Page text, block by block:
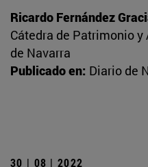
Ricardo Fernández
Cátedra de Patrimonio
de Navarra
Publicado en: Diario de
30 | 08 | 2022